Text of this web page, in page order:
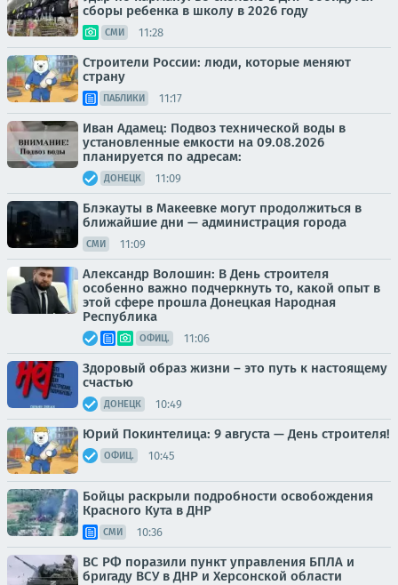
сборы ребенка в школу в 2026 году
СМИ 11:28
Строители России: люди, которые меняют
страну
ПАБЛИКИ 11:17
Иван Адамец: Подвоз технической воды в
установленные емкости на 09.08.2026
планируется по адресам:
ДОНЕЦК 11:09
Блэкауты в Макеевке могут продолжиться в
ближайшие дни — администрация города
СМИ 11:09
Александр Волошин: В День строителя
особенно важно подчеркнуть то, какой опыт в
этой сфере прошла Донецкая Народная
Республика
ОФИЦ. 11:06
Здоровый образ жизни – это путь к настоящему
счастью
ДОНЕЦК 10:49
Юрий Покинтелица: 9 августа — День строителя!
ОФИЦ. 10:45
Бойцы раскрыли подробности освобождения
Красного Кута в ДНР
СМИ 10:36
ВС РФ поразили пункт управления БПЛА и
бригаду ВСУ в ДНР и Херсонской области